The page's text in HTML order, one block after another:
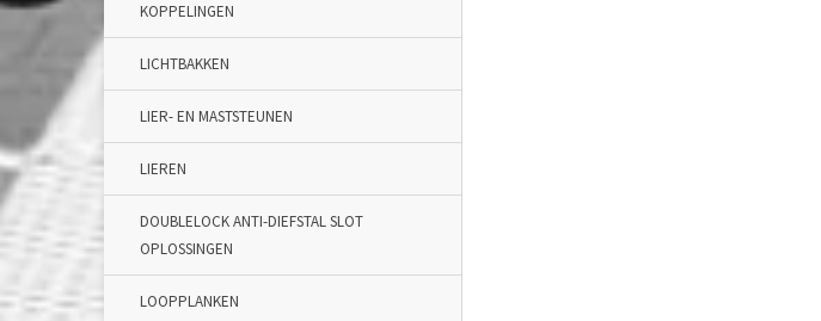
KOPPELINGEN
LICHTBAKKEN
LIER- EN MASTSTEUNEN
LIEREN
DOUBLELOCK ANTI-DIEFSTAL SLOT
OPLOSSINGEN
LOOPPLANKEN